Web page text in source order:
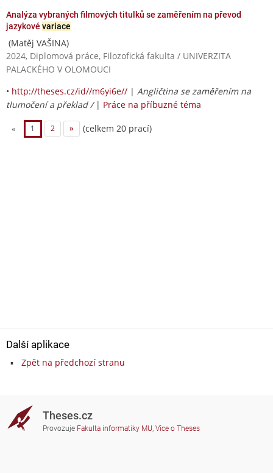
Analýza vybraných filmových titulků se zaměřením na převod
jazykové variace
(Matěj VAŠINA)
2024, Diplomová práce, Filozofická fakulta / UNIVERZITA
PALACKÉHO V OLOMOUCI
• http://theses.cz/id//m6yi6e// | Angličtina se zaměřením na
tlumočení a překlad / | Práce na příbuzné téma
« 1 2 » (celkem 20 prací)
Další aplikace
Zpět na předchozí stranu
Theses.cz
Provozuje Fakulta informatiky MU, Více o Theses